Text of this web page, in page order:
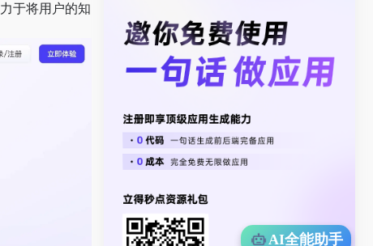
于将用户的知
AI全能助手